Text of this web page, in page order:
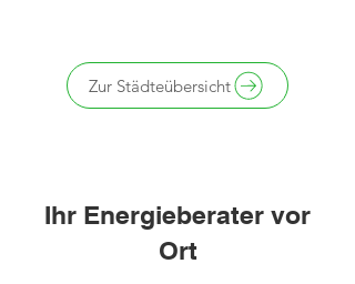
Zur Städteübersicht
Ihr Energieberater vor
Ort